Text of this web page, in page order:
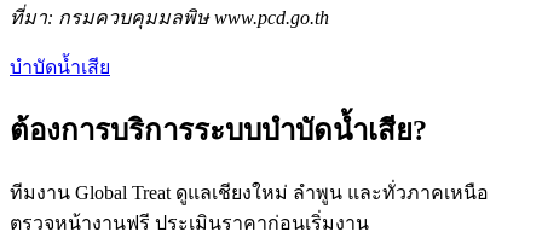
ที่มา: กรมควบคุมมลพิษ www.pcd.go.th
บำบัดน้ำเสีย
ต้องการบริการระบบบำบัดน้ำเสีย?
ทีมงาน Global Treat ดูแลเชียงใหม่ ลำพูน และทั่วภาคเหนือ
ตรวจหน้างานฟรี ประเมินราคาก่อนเริ่มงาน